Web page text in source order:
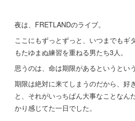
夜は、FRETLANDのライブ。
ここにもずっとずっと、いつまでもギ
もたゆまぬ練習を重ねる男たち3人。
思うのは、命は期限があるというとい
期限は絶対に来てしまうのだから、好
と、それがいっちばん大事なことなん
かり感じてた一日でした。